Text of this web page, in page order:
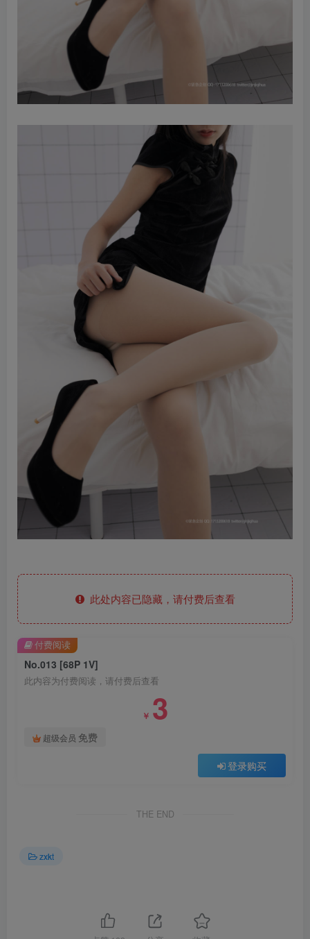
此处内容已隐藏，请付费后查看
No.013 [68P 1V]
此内容为付费阅读，请付费后查看
￥ 3
超级会员 免费
登录购买
付费阅读
THE END
zxkt